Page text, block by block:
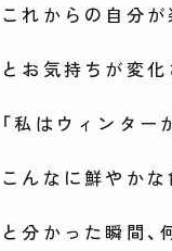
これからの自分が
とお気持ちが変化
「私はウィンター
こんなに鮮やかな
と分かった瞬間、